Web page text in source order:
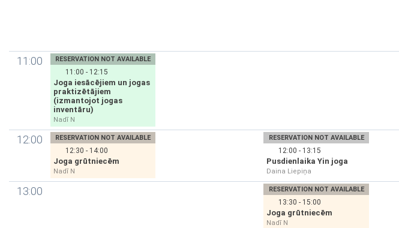
11:00 RESERVATION NOT AVAILABLE
11:00 - 12:15
Joga iesācējiem un jogas
praktizētājiem
(izmantojot jogas
inventāru)
Nadī N
12:00 RESERVATION NOT AVAILABLE
12:30 - 14:00
Joga grūtniecēm
Nadī N
RESERVATION NOT AVAILABLE
12:00 - 13:15
Pusdienlaika Yin joga
Daina Liepiņa
13:00 RESERVATION NOT AVAILABLE
13:30 - 15:00
Joga grūtniecēm
Nadī N